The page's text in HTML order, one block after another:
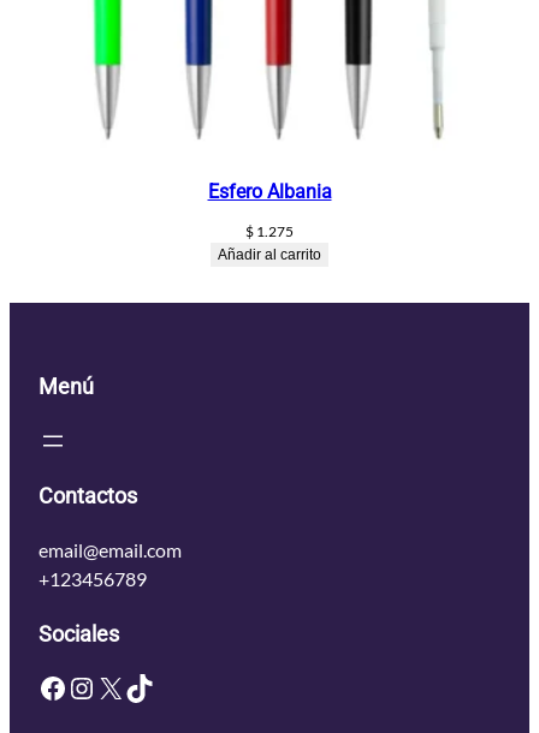
Esfero Albania
$ 1.275
Añadir al carrito
Menú
Contactos
email@email.com
+123456789
Sociales
Facebook Instagram X TikTok